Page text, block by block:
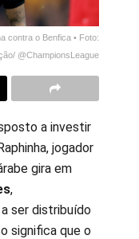
contra o Benfica • Foto:
@ChampionsLeague
a investir
jogador
gira em
,
ser distribuído
significa que o